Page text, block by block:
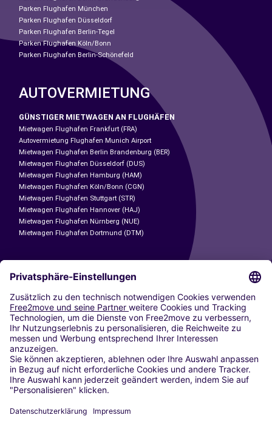
Parken Flughafen München
Parken Flughafen Düsseldorf
Parken Flughafen Berlin-Tegel
Parken Flughafen Köln/Bonn
Parken Flughafen Berlin-Schönefeld
AUTOVERMIETUNG
GÜNSTIGER MIETWAGEN AN FLUGHÄFEN
Mietwagen Flughafen Frankfurt (FRA)
Autovermietung Flughafen Munich Airport
Mietwagen Flughafen Berlin Brandenburg (BER)
Mietwagen Flughafen Düsseldorf (DUS)
Mietwagen Flughafen Hamburg (HAM)
Mietwagen Flughafen Köln/Bonn (CGN)
Mietwagen Flughafen Stuttgart (STR)
Mietwagen Flughafen Hannover (HAJ)
Mietwagen Flughafen Nürnberg (NUE)
Mietwagen Flughafen Dortmund (DTM)
CARSHARING
UNSERE STÄDTE
Paris
Madrid
Washington DC
Mailand
Rom
Turin
Wien
Berlin
Düsseldorf